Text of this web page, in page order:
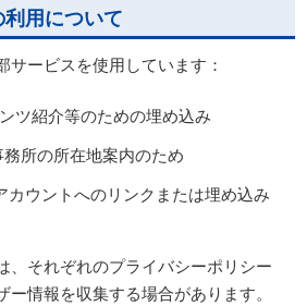
用について
サービスを使用しています：
ツ紹介等のための埋め込み
所の所在地案内のため
カウントへのリンクまたは埋め込み
、それぞれのプライバシーポリシー
情報を収集する場合があります。